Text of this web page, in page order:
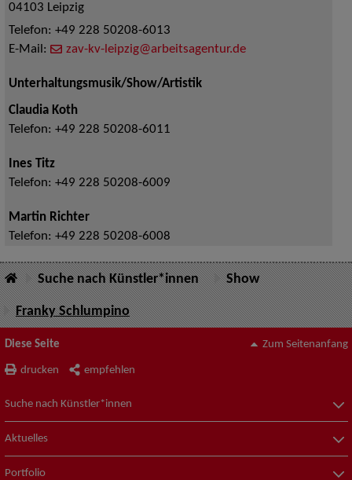
04103 Leipzig
Telefon: +49 228 50208-6013
E-Mail:
zav-kv-leipzig@arbeitsagentur.de
Unterhaltungsmusik/Show/Artistik
Claudia Koth
Telefon: +49 228 50208-6011
Ines Titz
Telefon: +49 228 50208-6009
Martin Richter
Telefon: +49 228 50208-6008
Suche nach Künstler*innen Show
Franky Schlumpino
Diese Seite
drucken empfehlen
Zum Seitenanfang
Suche nach Künstler*innen
Aktuelles
Portfolio